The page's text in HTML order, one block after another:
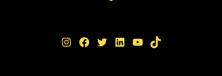
Instagram Facebook Twitter LinkedIn YouTube TikTok